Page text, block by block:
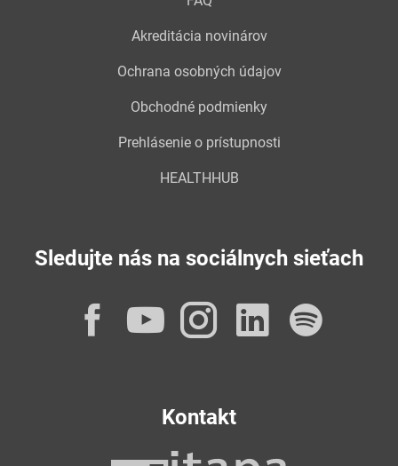
Akreditácia novinárov
Ochrana osobných údajov
Obchodné podmienky
Prehlásenie o prístupnosti
HEALTHHUB
Sledujte nás na sociálnych sieťach
Facebook
YouTube
Instagram
Kontakt